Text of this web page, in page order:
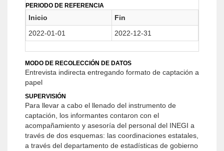
PERIODO DE REFERENCIA
Inicio
Fin
2022-01-01
2022-12-31
MODO DE RECOLECCIÓN DE DATOS
Entrevista indirecta entregando formato de captación a
papel
SUPERVISIÓN
Para llevar a cabo el llenado del instrumento de
captación, los informantes contaron con el
acompañamiento y asesoría del personal del INEGI a
través de dos esquemas: las coordinaciones estatales,
a través del departamento de estadísticas de gobierno